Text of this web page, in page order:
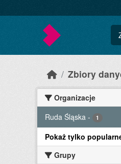
Zbiory
Organizacje
Ruda Śląska - 1
Pokaż tylko
Grupy